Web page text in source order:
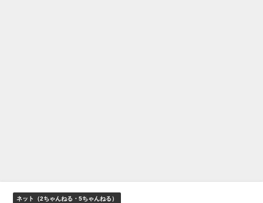
ネット（2ちゃんねる・5ちゃんねる）